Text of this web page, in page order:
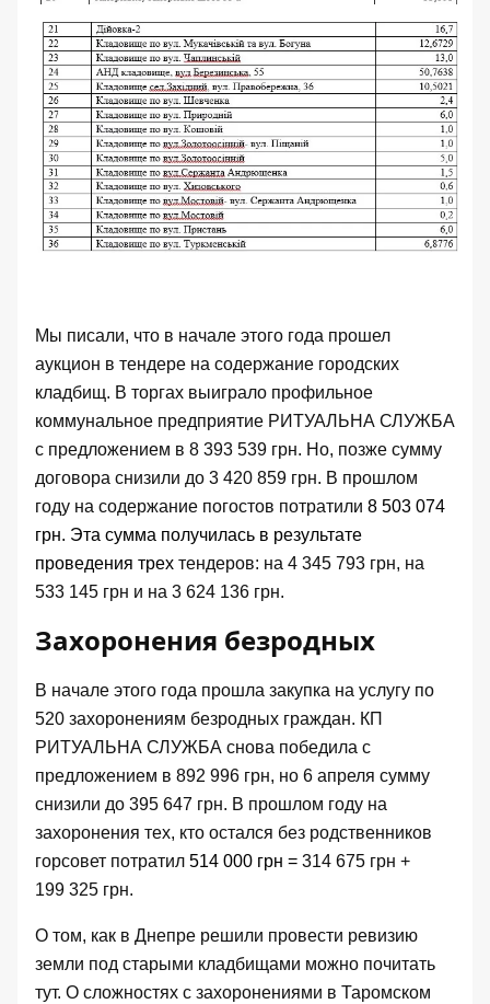
Мы писали, что в начале этого года прошел
аукцион в тендере на содержание городских
кладбищ. В торгах выиграло профильное
коммунальное предприятие РИТУАЛЬНА СЛУЖБА
с предложением в 8 393 539 грн. Но, позже сумму
договора снизили до 3 420 859 грн. В прошлом
году на содержание погостов потратили 8 503 074
грн. Эта сумма получилась в результате
проведения трех тендеров: на 4 345 793 грн, на
533 145 грн и на 3 624 136 грн.
Захоронения безродных
В начале этого года прошла закупка на услугу по
520 захоронениям безродных граждан. КП
РИТУАЛЬНА СЛУЖБА снова победила с
предложением в 892 996 грн, но 6 апреля сумму
снизили до 395 647 грн. В прошлом году на
захоронения тех, кто остался без родственников
горсовет потратил 514 000 грн = 314 675 грн +
199 325 грн.
О том, как в Днепре решили провести ревизию
земли под старыми кладбищами можно почитать
тут. О сложностях с захоронениями в Таромском